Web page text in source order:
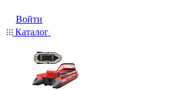
Войти
Каталог